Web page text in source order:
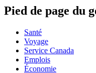
Pied de page du
Santé
Voyage
Service Canada
Emplois
Économie